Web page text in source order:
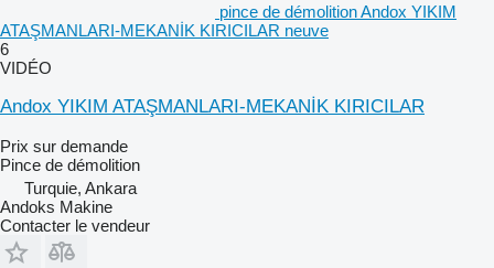
pince de démolition Andox YIKIM
ATAŞMANLARI-MEKANİK KIRICILAR neuve
6
VIDÉO
Andox YIKIM ATAŞMANLARI-MEKANİK KIRICILAR
Prix sur demande
Pince de démolition
Turquie, Ankara
Andoks Makine
Contacter le vendeur